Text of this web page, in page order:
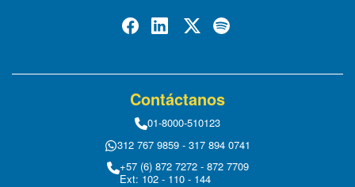
Contáctanos
01-8000-510123
312 767 9859 - 317 894 0741
+57 (6) 872 7272 - 872 7709
Ext: 102 - 110 - 144